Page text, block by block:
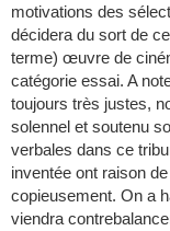
motivations des
décidera du sort de
terme) œuvre de
catégorie essai. A
toujours très justes,
solennel et soutenu
verbales dans ce
inventée ont raison
copieusement. On a
viendra